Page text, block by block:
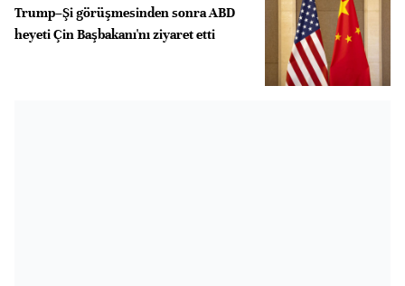
Trump–Şi görüşmesinden sonra ABD
heyeti Çin Başbakanı'nı ziyaret etti